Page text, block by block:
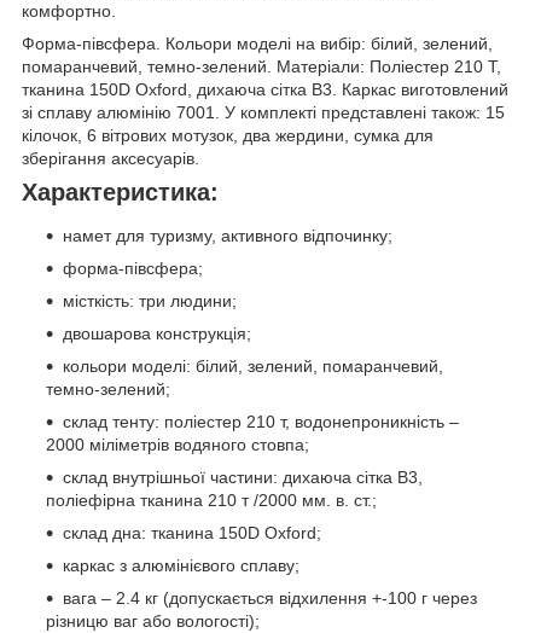
комфортно.
Форма-півсфера. Кольори моделі на вибір: білий, зелений,
помаранчевий, темно-зелений. Матеріали: Поліестер 210 Т,
тканина 150D Oxford, дихаюча сітка B3. Каркас виготовлений
зі сплаву алюмінію 7001. У комплекті представлені також: 15
кілочок, 6 вітрових мотузок, два жердини, сумка для
зберігання аксесуарів.
Характеристика:
намет для туризму, активного відпочинку;
форма-півсфера;
місткість: три людини;
двошарова конструкція;
кольори моделі: білий, зелений, помаранчевий,
темно-зелений;
склад тенту: поліестер 210 т, водонепроникність –
2000 міліметрів водяного стовпа;
склад внутрішньої частини: дихаюча сітка B3,
поліефірна тканина 210 т /2000 мм. в. ст.;
склад дна: тканина 150D Oxford;
каркас з алюмінієвого сплаву;
вага – 2.4 кг (допускається відхилення +-100 г через
різницю ваг або вологості);